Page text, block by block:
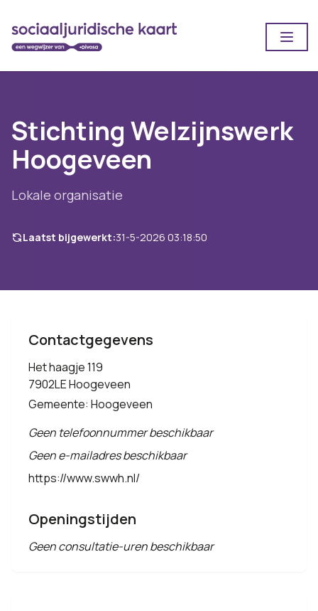
Stichting Welzijnswerk
Hoogeveen
Lokale organisatie
Laatst bijgewerkt:31-5-2026 03:18:50
Contactgegevens
Het haagje 119
7902LE Hoogeveen
Gemeente: Hoogeveen
Geen telefoonnummer beschikbaar
Geen e-mailadres beschikbaar
https://www.swwh.nl/
Openingstijden
Geen consultatie-uren beschikbaar